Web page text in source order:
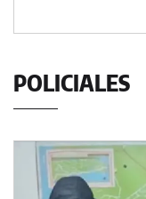
POLICIALES